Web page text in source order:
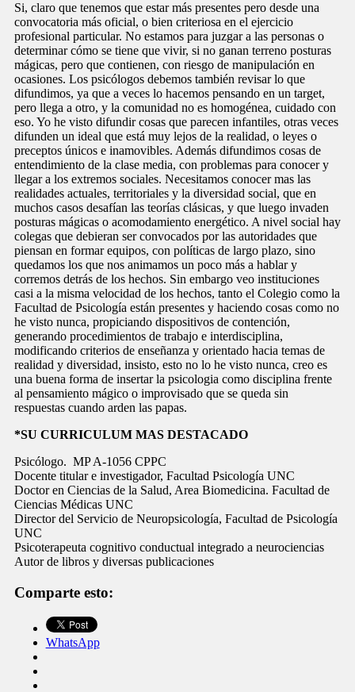
Si, claro que tenemos que estar más presentes pero desde una
convocatoria más oficial, o bien criteriosa en el ejercicio
profesional particular. No estamos para juzgar a las personas o
determinar cómo se tiene que vivir, si no ganan terreno posturas
mágicas, pero que contienen, con riesgo de manipulación en
ocasiones. Los psicólogos debemos también revisar lo que
difundimos, ya que a veces lo hacemos pensando en un target,
pero llega a otro, y la comunidad no es homogénea, cuidado con
eso. Yo he visto difundir cosas que parecen infantiles, otras veces
difunden un ideal que está muy lejos de la realidad, o leyes o
preceptos únicos e inamovibles. Además difundimos cosas de
entendimiento de la clase media, con problemas para conocer y
llegar a los extremos sociales. Necesitamos conocer mas las
realidades actuales, territoriales y la diversidad social, que en
muchos casos desafían las teorías clásicas, y que luego invaden
posturas mágicas o acomodamiento energético. A nivel social hay
colegas que debieran ser convocados por las autoridades que
piensan en formar equipos, con políticas de largo plazo, sino
quedamos los que nos animamos un poco más a hablar y
corremos detrás de los hechos. Sin embargo veo instituciones
casi a la misma velocidad de los hechos, tanto el Colegio como la
Facultad de Psicología están presentes y haciendo cosas como no
he visto nunca, propiciando dispositivos de contención,
generando procedimientos de trabajo e interdisciplina,
modificando criterios de enseñanza y orientado hacia temas de
realidad y diversidad, insisto, esto no lo he visto nunca, creo es
una buena forma de insertar la psicologia como disciplina frente
al pensamiento mágico o improvisado que se queda sin
respuestas cuando arden las papas.
*SU CURRICULUM MAS DESTACADO
Psicólogo. MP A-1056 CPPC
Docente titular e investigador, Facultad Psicología UNC
Doctor en Ciencias de la Salud, Area Biomedicina. Facultad de
Ciencias Médicas UNC
Director del Servicio de Neuropsicología, Facultad de Psicología
UNC
Psicoterapeuta cognitivo conductual integrado a neurociencias
Autor de libros y diversas publicaciones
Comparte esto:
WhatsApp